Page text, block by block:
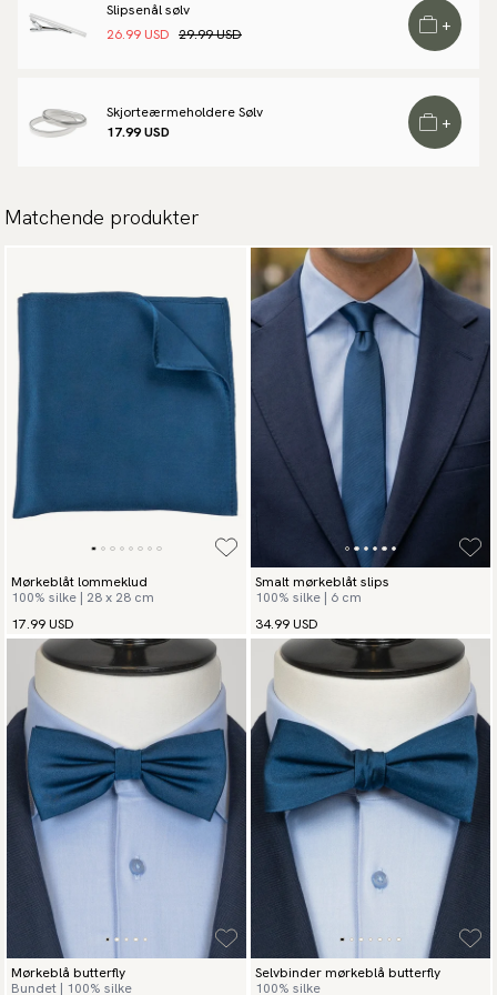
Slipsenål sølv
26.99 USD 29.99 USD
+
Skjorteærmeholdere Sølv
17.99 USD
+
Matchende produkter
Mørkeblåt lommeklud
100% silke | 28 x 28 cm
17.99 USD
Smalt mørkeblåt slips
100% silke | 6 cm
34.99 USD
Mørkeblå butterfly
Bundet | 100% silke
Selvbinder mørkeblå butterfly
100% silke